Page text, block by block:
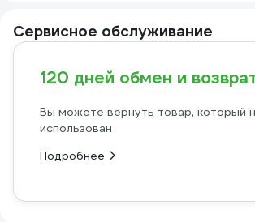
Сервисное обслуживание
120 дней обмен и
Вы можете вернуть товар, который
использован
Подробнее